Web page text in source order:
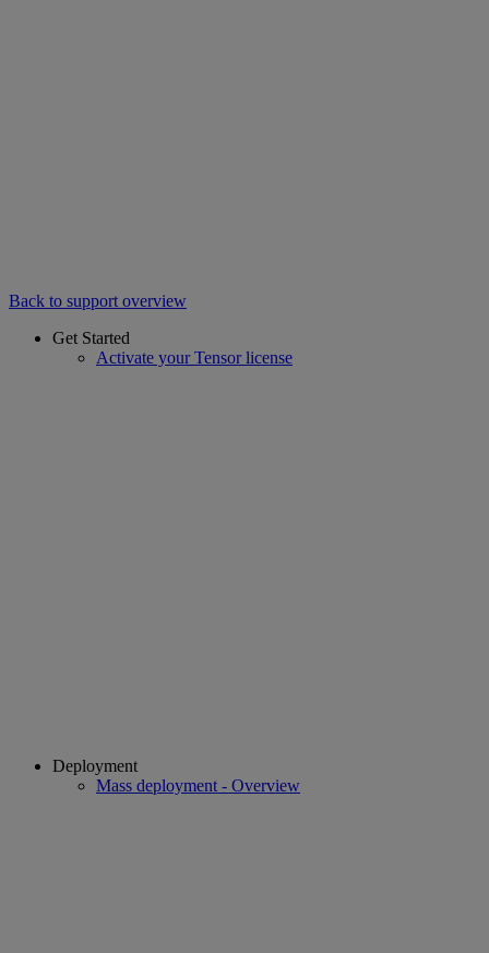
Back to support overview
Get Started
Activate your Tensor license
Deployment
Mass deployment - Overview